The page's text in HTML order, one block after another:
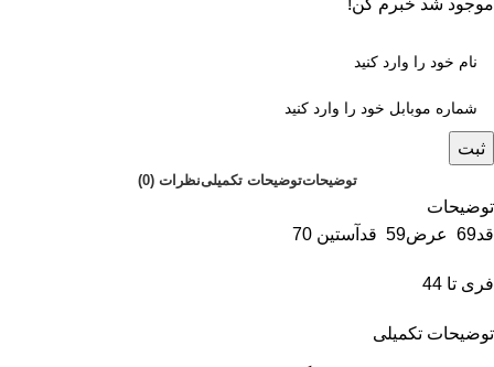
موجود شد خبرم کن!
ثبت
توضیحاتتوضیحات تکمیلینظرات (0)
توضیحات
قد69 عرض59 قدآستین 70
فری تا 44
توضیحات تکمیلی